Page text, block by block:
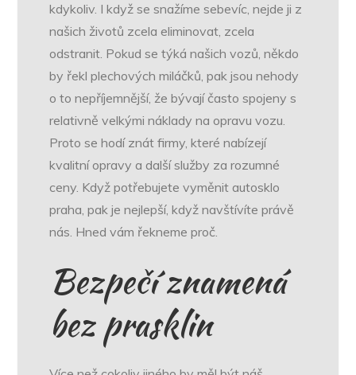
kdykoliv. I když se snažíme sebevíc, nejde ji z
našich životů zcela eliminovat, zcela
odstranit. Pokud se týká našich vozů, někdo
by řekl plechových miláčků, pak jsou nehody
o to nepříjemnější, že bývají často spojeny s
relativně velkými náklady na opravu vozu.
Proto se hodí znát firmy, které nabízejí
kvalitní opravy a další služby za rozumné
ceny. Když potřebujete vyměnit autosklo
praha, pak je nejlepší, když navštívíte právě
nás. Hned vám řekneme proč.
Bezpečí znamená
bez prasklin